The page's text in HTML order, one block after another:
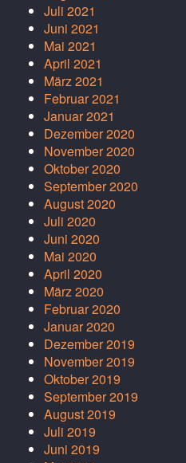
Juli 2021
Juni 2021
Mai 2021
April 2021
März 2021
Februar 2021
Januar 2021
Dezember 2020
November 2020
Oktober 2020
September 2020
August 2020
Juli 2020
Juni 2020
Mai 2020
April 2020
März 2020
Februar 2020
Januar 2020
Dezember 2019
November 2019
Oktober 2019
September 2019
August 2019
Juli 2019
Juni 2019